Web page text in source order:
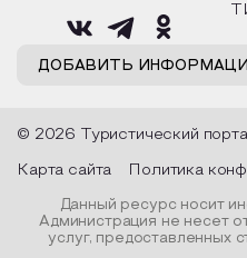
ДОБАВИТЬ
© 2026 Туристический
Карта сайта Политика
Данный ресурс носит
Администрация не несет
услуг, предоставленных